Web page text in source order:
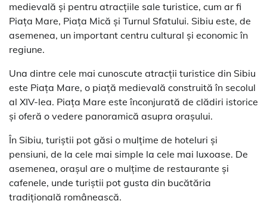
medievală și pentru atracțiile sale turistice, cum ar fi
Piața Mare, Piața Mică și Turnul Sfatului. Sibiu este, de
asemenea, un important centru cultural și economic în
regiune.
Una dintre cele mai cunoscute atracții turistice din Sibiu
este Piața Mare, o piață medievală construită în secolul
al XIV-lea. Piața Mare este înconjurată de clădiri istorice
și oferă o vedere panoramică asupra orașului.
În Sibiu, turiștii pot găsi o mulțime de hoteluri și
pensiuni, de la cele mai simple la cele mai luxoase. De
asemenea, orașul are o mulțime de restaurante și
cafenele, unde turiștii pot gusta din bucătăria
tradițională românească.